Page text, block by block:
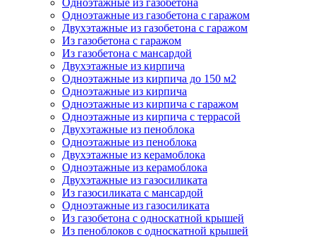
Одноэтажные из газобетона
Одноэтажные из газобетона с гаражом
Двухэтажные из газобетона с гаражом
Из газобетона с гаражом
Из газобетона с мансардой
Двухэтажные из кирпича
Одноэтажные из кирпича до 150 м2
Одноэтажные из кирпича
Одноэтажные из кирпича с гаражом
Одноэтажные из кирпича с террасой
Двухэтажные из пеноблока
Одноэтажные из пеноблока
Двухэтажные из керамоблока
Одноэтажные из керамоблока
Двухэтажные из газосиликата
Из газосиликата с мансардой
Одноэтажные из газосиликата
Из газобетона с односкатной крышей
Из пеноблоков с односкатной крышей